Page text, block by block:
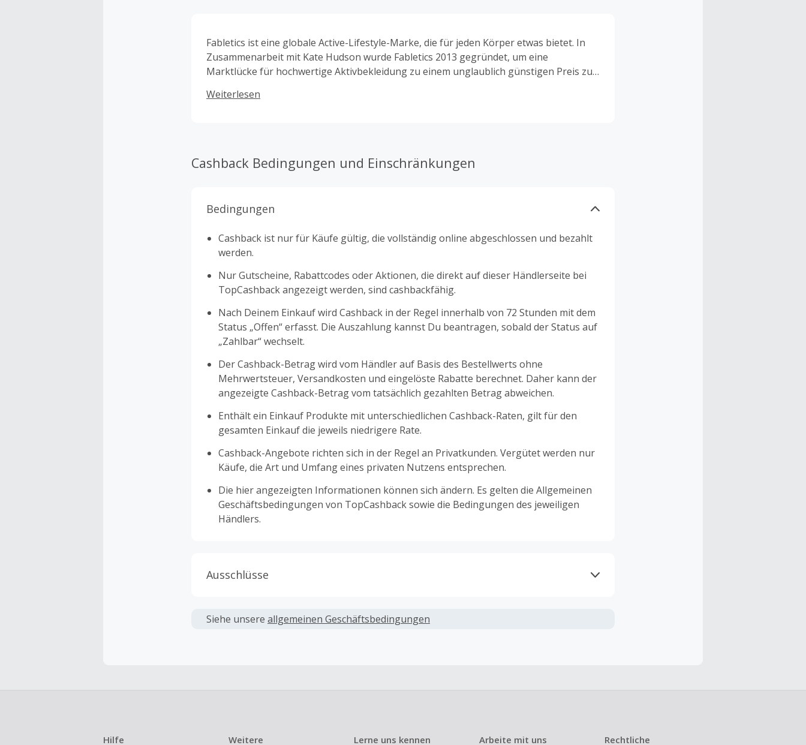
Fabletics ist eine globale Active-Lifestyle-Marke, die für jeden Körper etwas bietet. In
Zusammenarbeit mit Kate Hudson wurde Fabletics 2013 gegründet, um eine
Marktlücke für hochwertige Aktivbekleidung zu einem unglaublich günstigen Preis zu
und Stoffen, um Activewear nicht nur für das Fitnessstudio, sondern für alle
Weiterlesen
Cashback Bedingungen und Einschränkungen
Bedingungen
Cashback ist nur für Käufe gültig, die vollständig online abgeschlossen und bezahlt
werden.
Nur Gutscheine, Rabattcodes oder Aktionen, die direkt auf dieser Händlerseite bei
TopCashback angezeigt werden, sind cashbackfähig.
Nach Deinem Einkauf wird Cashback in der Regel innerhalb von 72 Stunden mit dem
Status „Offen“ erfasst. Die Auszahlung kannst Du beantragen, sobald der Status auf
„Zahlbar“ wechselt.
Der Cashback-Betrag wird vom Händler auf Basis des Bestellwerts ohne
Mehrwertsteuer, Versandkosten und eingelöste Rabatte berechnet. Daher kann der
angezeigte Cashback-Betrag vom tatsächlich gezahlten Betrag abweichen.
Enthält ein Einkauf Produkte mit unterschiedlichen Cashback-Raten, gilt für den
gesamten Einkauf die jeweils niedrigere Rate.
Cashback-Angebote richten sich in der Regel an Privatkunden. Vergütet werden nur
Käufe, die Art und Umfang eines privaten Nutzens entsprechen.
Die hier angezeigten Informationen können sich ändern. Es gelten die Allgemeinen
Geschäftsbedingungen von TopCashback sowie die Bedingungen des jeweiligen
Händlers.
Ausschlüsse
verwendet werden, die nicht ausdrücklich auf dieser Händlerseite von TopCashback
Siehe unsere allgemeinen Geschäftsbedingungen
Hilfe Weitere Lerne uns kennen Arbeite mit uns Rechtliche